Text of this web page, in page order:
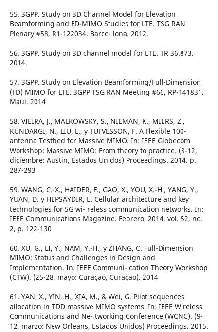
55. 3GPP. Study on 3D Channel Model for Elevation
Beamforming and FD-MIMO Studies for LTE. TSG RAN
Plenary #58, R1-122034. Barce- lona. 2012.
56. 3GPP. Study on 3D channel model for LTE. TR 36.873.
2014.
57. 3GPP. Study on Elevation Beamforming/Full-Dimension
(FD) MIMO for LTE. 3GPP TSG RAN Meeting #66, RP-141831.
Maui. 2014
58. VIEIRA, J., MALKOWSKY, S., NIEMAN, K., MIERS, Z.,
KUNDARGI, N., LIU, L., y TUFVESSON, F. A Flexible 100-
antenna Testbed for Massive MIMO. In: IEEE Globecom
Workshop: Massive MIMO: From theory to practice. (8-12,
diciembre: Austin, Estados Unidos) Proceedings. 2014. p.
287-293
59. WANG, C.-X., HAIDER, F., GAO, X., YOU, X.-H., YANG, Y.,
YUAN, D. y HEPSAYDIR, E. Cellular architecture and key
technologies for 5G wi- reless communication networks. In:
IEEE Communications Magazine. Febrero, 2014. vol. 52, no.
2, p. 122-130
60. XU, G., LI, Y., NAM, Y.-H., y ZHANG, C. Full-Dimension
MIMO: Status and Challenges in Design and
Implementation. In: IEEE Communi- cation Theory Workshop
(CTW). (25-28, mayo: Curaçao, Curaçao). 2014
61. YAN, X., YIN, H., XIA, M., & Wei, G. Pilot sequences
allocation in TDD massive MIMO systems. In: IEEE Wireless
Communications and Ne- tworking Conference (WCNC). (9-
12, marzo: New Orleans, Estados Unidos) Proceedings. 2015.